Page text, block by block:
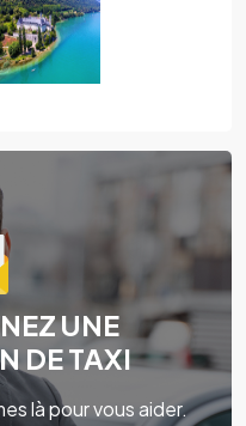
UNE
DE TAXI
là pour vous aider.